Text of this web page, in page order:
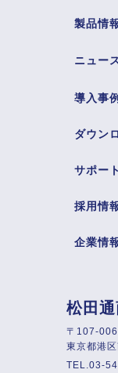
製品情
ニュー
導入事例
ダウン
サポート
採用情
企業情
松田
〒107-
東京都港
TEL.03-